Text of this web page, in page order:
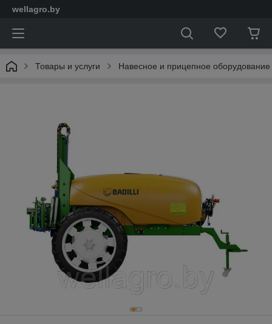
wellagro.by
Товары и услуги Навесное и прицепное оборудование